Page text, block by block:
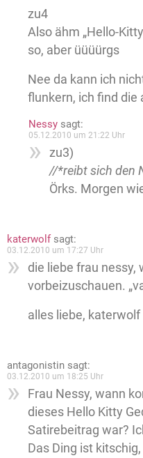
zu4
Also ähm „Hello-
so, aber üüüürgs
Nee da kann ich
flunkern, ich find die
Nessy sagt:
05.12.2010 um 21:22 Uhr
zu3)
//*reibt sich den
Örks. Morgen
katerwolf sagt:
03.12.2010 um 17:27 Uhr
die liebe frau nessy,
vorbeizuschauen.
alles liebe, katerwolf
antagonistin sagt:
03.12.2010 um 18:25 Uhr
Frau Nessy, wann
dieses Hello Kitty
Satirebeitrag war?
Das Ding ist